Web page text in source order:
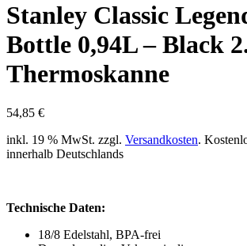
Stanley Classic
Bottle 0,94L – Black
Thermoskanne
54,85 €
inkl. 19 % MwSt. zzgl. Versandkosten.
innerhalb Deutschlands
Technische Daten:
18/8 Edelstahl, BPA-frei